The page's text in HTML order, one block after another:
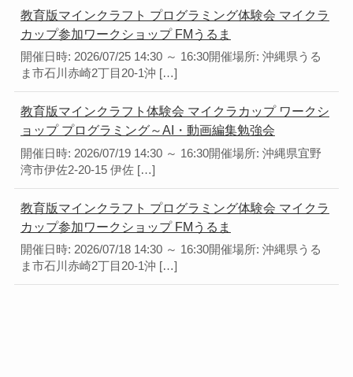
教育版マインクラフト プログラミング体験会 マイクラ
カップ参加ワークショップ FMうるま
開催日時: 2026/07/25 14:30 ～ 16:30開催場所: 沖縄県うる
ま市石川赤崎2丁目20-1沖 […]
教育版マインクラフト体験会 マイクラカップ ワークシ
ョップ プログラミング～AI・動画編集勉強会
開催日時: 2026/07/19 14:30 ～ 16:30開催場所: 沖縄県宜野
湾市伊佐2-20-15 伊佐 […]
教育版マインクラフト プログラミング体験会 マイクラ
カップ参加ワークショップ FMうるま
開催日時: 2026/07/18 14:30 ～ 16:30開催場所: 沖縄県うる
ま市石川赤崎2丁目20-1沖 […]